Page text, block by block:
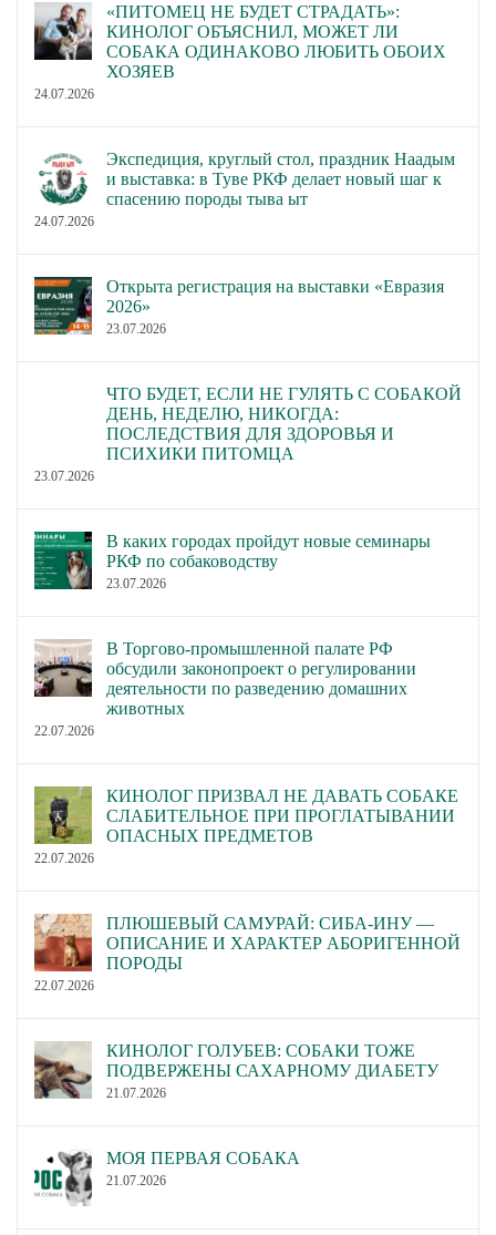
«ПИТОМЕЦ НЕ БУДЕТ СТРАДАТЬ»:
КИНОЛОГ ОБЪЯСНИЛ, МОЖЕТ ЛИ
СОБАКА ОДИНАКОВО ЛЮБИТЬ ОБОИХ
ХОЗЯЕВ
24.07.2026
Экспедиция, круглый стол, праздник Наадым
и выставка: в Туве РКФ делает новый шаг к
спасению породы тыва ыт
24.07.2026
Открыта регистрация на выставки «Евразия
2026»
23.07.2026
ЧТО БУДЕТ, ЕСЛИ НЕ ГУЛЯТЬ С СОБАКОЙ
ДЕНЬ, НЕДЕЛЮ, НИКОГДА:
ПОСЛЕДСТВИЯ ДЛЯ ЗДОРОВЬЯ И
ПСИХИКИ ПИТОМЦА
23.07.2026
В каких городах пройдут новые семинары
РКФ по собаководству
23.07.2026
В Торгово-промышленной палате РФ
обсудили законопроект о регулировании
деятельности по разведению домашних
животных
22.07.2026
КИНОЛОГ ПРИЗВАЛ НЕ ДАВАТЬ СОБАКЕ
СЛАБИТЕЛЬНОЕ ПРИ ПРОГЛАТЫВАНИИ
ОПАСНЫХ ПРЕДМЕТОВ
22.07.2026
ПЛЮШЕВЫЙ САМУРАЙ: СИБА-ИНУ —
ОПИСАНИЕ И ХАРАКТЕР АБОРИГЕННОЙ
ПОРОДЫ
22.07.2026
КИНОЛОГ ГОЛУБЕВ: СОБАКИ ТОЖЕ
ПОДВЕРЖЕНЫ САХАРНОМУ ДИАБЕТУ
21.07.2026
МОЯ ПЕРВАЯ СОБАКА
21.07.2026